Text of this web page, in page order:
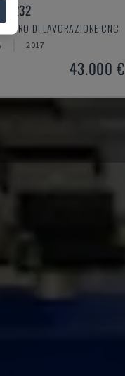
DI LAVORAZIONE CNC
2017
43.000 €